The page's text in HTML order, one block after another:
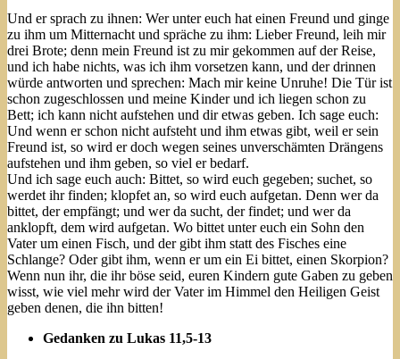
Und er sprach zu ihnen: Wer unter euch hat einen Freund und ginge
zu ihm um Mitternacht und spräche zu ihm: Lieber Freund, leih mir
drei Brote; denn mein Freund ist zu mir gekommen auf der Reise,
und ich habe nichts, was ich ihm vorsetzen kann, und der drinnen
würde antworten und sprechen: Mach mir keine Unruhe! Die Tür ist
schon zugeschlossen und meine Kinder und ich liegen schon zu
Bett; ich kann nicht aufstehen und dir etwas geben. Ich sage euch:
Und wenn er schon nicht aufsteht und ihm etwas gibt, weil er sein
Freund ist, so wird er doch wegen seines unverschämten Drängens
aufstehen und ihm geben, so viel er bedarf.
Und ich sage euch auch: Bittet, so wird euch gegeben; suchet, so
werdet ihr finden; klopfet an, so wird euch aufgetan. Denn wer da
bittet, der empfängt; und wer da sucht, der findet; und wer da
anklopft, dem wird aufgetan. Wo bittet unter euch ein Sohn den
Vater um einen Fisch, und der gibt ihm statt des Fisches eine
Schlange? Oder gibt ihm, wenn er um ein Ei bittet, einen Skorpion?
Wenn nun ihr, die ihr böse seid, euren Kindern gute Gaben zu geben
wisst, wie viel mehr wird der Vater im Himmel den Heiligen Geist
geben denen, die ihn bitten!
Gedanken zu Lukas 11,5-13